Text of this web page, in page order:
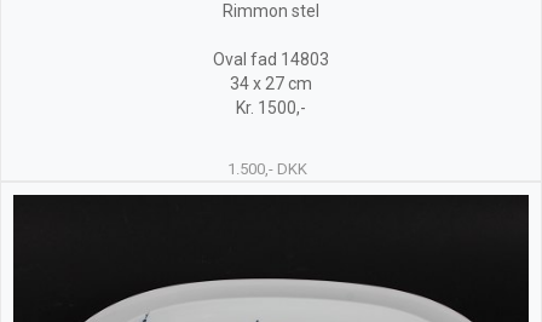
Rimmon stel
Oval fad 14803
34 x 27 cm
Kr. 1500,-
1.500,- DKK